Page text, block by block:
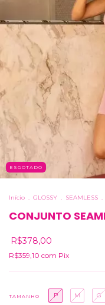
ESGOTADO
Início . GLOSSY . SEAMLESS .
CONJUNTO
R$378,00
R$359,10 com Pix
TAMANHO P M G